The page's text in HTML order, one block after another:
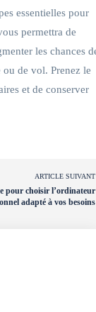
essentielles pour
permettra de
les chances
ou de vol. Prenez le
et de conserver
ARTICLE SUIVANT
pour choisir l’ordinateur
adapté à vos besoins